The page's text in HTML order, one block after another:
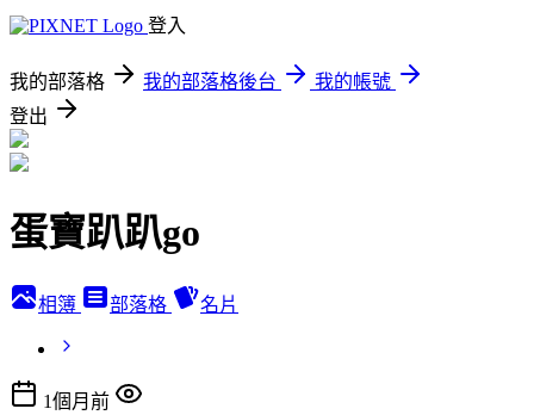
登入
我的部落格 我的部落格後台
我的帳號
登出
蛋寶趴趴go
相簿 部落格 名片
1個月前